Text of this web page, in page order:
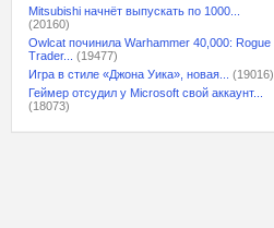
Mitsubishi начнёт выпускать по 1000...
(20160)
Owlcat починила Warhammer 40,000: Rogue
Trader...
(19477)
Игра в стиле «Джона Уика», новая...
(19016)
Геймер отсудил у Microsoft свой аккаунт...
(18073)